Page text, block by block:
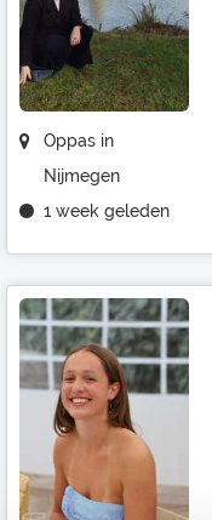
Oppas in
Nijmegen
1 week geleden